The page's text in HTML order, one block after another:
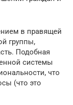
в правящей
группы,
Подобная
системы
что
(что это